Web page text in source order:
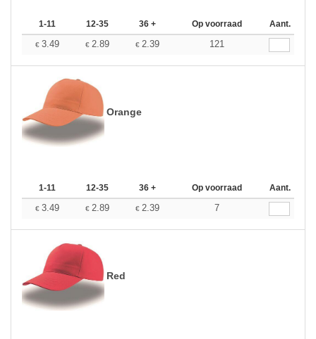
1-11 12-35 36 + Op voorraad Aant.
€ 3.49 € 2.89 € 2.39 121
Orange
1-11 12-35 36 + Op voorraad Aant.
€ 3.49 € 2.89 € 2.39 7
Red